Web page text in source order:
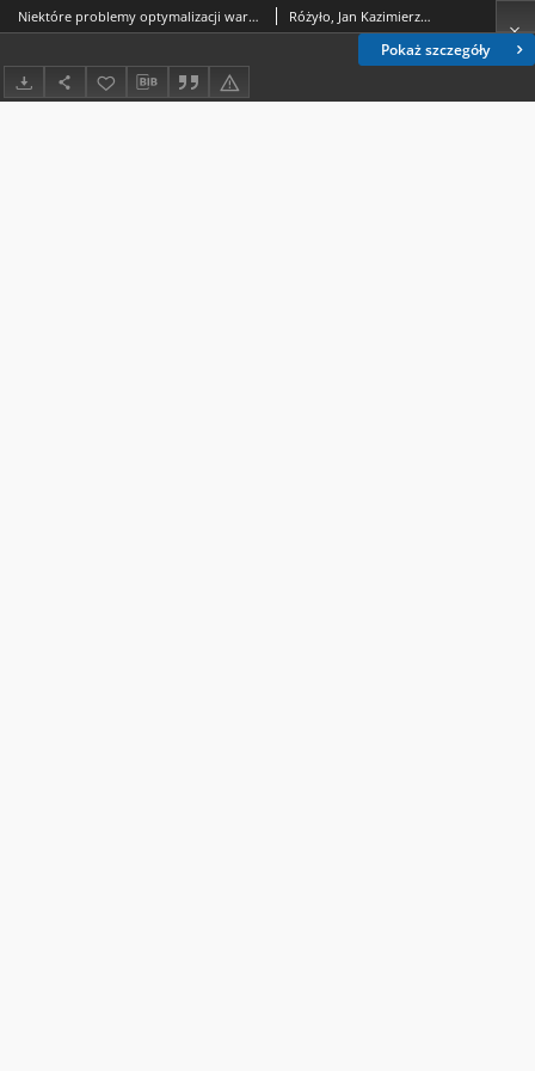
Pokaż szczegóły
Niektóre problemy optymalizacji warunków rozdziału miesznin w chromatografii cieczowej z wymuszonym przepływem ciekłej frazy ruchomej Różyło, Jan Kazimierz (1936- )